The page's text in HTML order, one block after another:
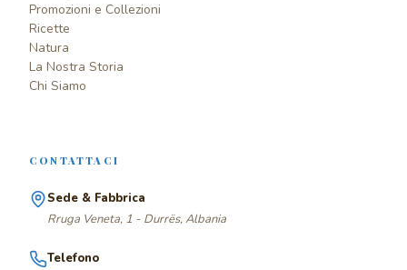
Promozioni e Collezioni
Ricette
Natura
La Nostra Storia
Chi Siamo
CONTATTACI
Sede & Fabbrica
Rruga Veneta, 1 - Durrës, Albania
Telefono